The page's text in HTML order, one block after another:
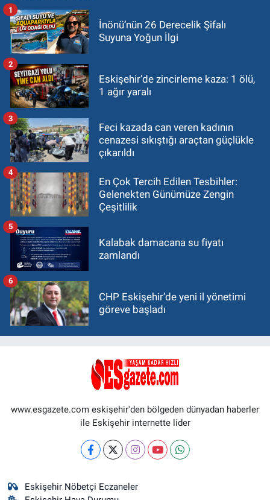
İnönü’nün 26 Derecelik Şifalı
Suyuna Yoğun İlgi
1
Eskişehir’de zincirleme kaza: 1 ölü,
1 ağır yaralı
2
Feci kazada can veren kadının
cenazesi sıkıştığı araçtan güçlükle
çıkarıldı
3
En Çok Tercih Edilen Tesbihler:
Gelenekten Günümüze Zengin
Çeşitlilik
4
Kalabak damacana su fiyatı
zamlandı
5
CHP Eskişehir’de yeni il yönetimi
göreve başladı
6
www.esgazete.com eskişehir'den bölgeden dünyadan haberler
ile Eskişehir internette lider
Eskişehir Nöbetçi Eczaneler